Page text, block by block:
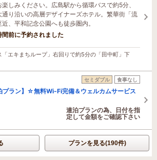
楽しみください。広島駅から循環バスで約5分、
通り沿いの高層デザイナーズホテル。繁華街「流
近、平和記念公園へも徒歩圏内。
間前に予約されました
エキまちループ」右回りで約5分の「田中町」下
セミダブル 食事なし
プラン】☆無料Wi-Fi完備＆ウェルカムサービス
連泊プランの為、日付を指
定して金額をご確認下さい
プランを見る(190件)